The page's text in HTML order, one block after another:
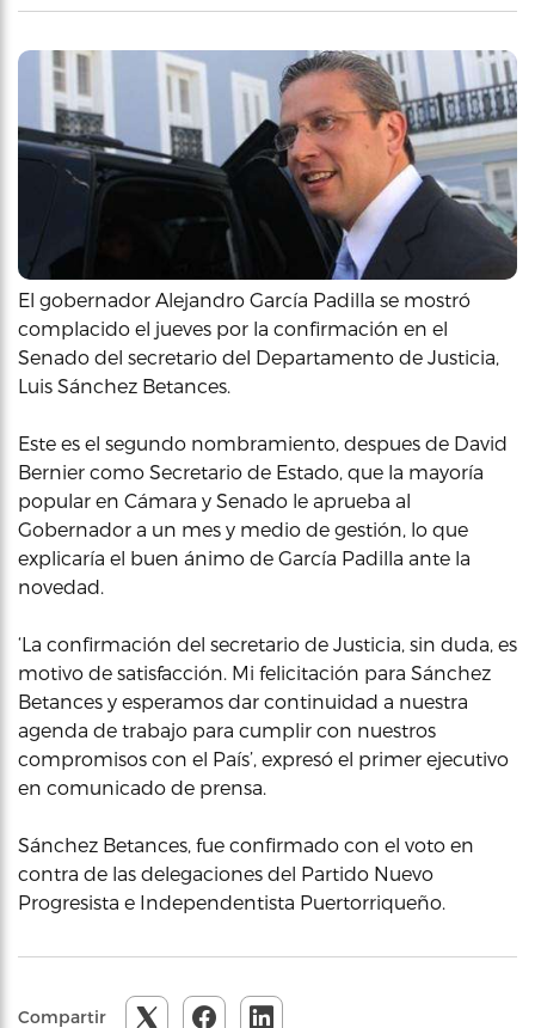
El gobernador Alejandro García Padilla se mostró
complacido el jueves por la confirmación en el
Senado del secretario del Departamento de Justicia,
Luis Sánchez Betances.
Este es el segundo nombramiento, despues de David
Bernier como Secretario de Estado, que la mayoría
popular en Cámara y Senado le aprueba al
Gobernador a un mes y medio de gestión, lo que
explicaría el buen ánimo de García Padilla ante la
novedad.
‘La confirmación del secretario de Justicia, sin duda, es
motivo de satisfacción. Mi felicitación para Sánchez
Betances y esperamos dar continuidad a nuestra
agenda de trabajo para cumplir con nuestros
compromisos con el País’, expresó el primer ejecutivo
en comunicado de prensa.
Sánchez Betances, fue confirmado con el voto en
contra de las delegaciones del Partido Nuevo
Progresista e Independentista Puertorriqueño.
Compartir